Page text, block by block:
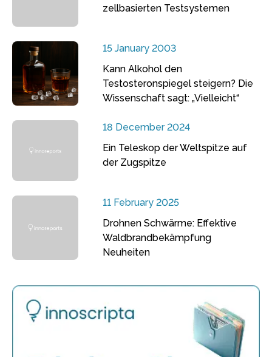
zellbasierten Testsystemen
15 January 2003
Kann Alkohol den
Testosteronspiegel steigern? Die
Wissenschaft sagt: „Vielleicht“
18 December 2024
Ein Teleskop der Weltspitze auf
der Zugspitze
11 February 2025
Drohnen Schwärme: Effektive
Waldbrandbekämpfung
Neuheiten